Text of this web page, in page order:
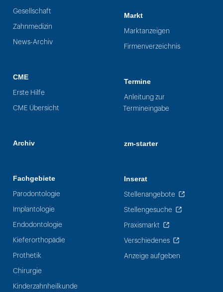
Gesellschaft
Zahnmedizin
News-Archiv
CME
Erste Hilfe
CME Übersicht
Archiv
Fachgebiete
Parodontologie
Implantologie
Endodontologie
Kieferorthopädie
Prothetik
Chirurgie
Kinderzahnheilkunde
Markt
Marktanzeigen
Firmenverzeichnis
Termine
Anleitung zur
Termineingabe
zm-starter
Inserat
Stellenangebote
Stellengesuche
Praxismarkt
Verschiedenes
Anzeige aufgeben